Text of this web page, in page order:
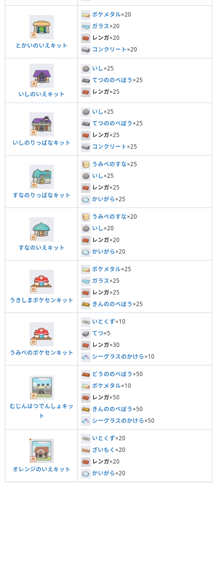
とかいのいえキット
ポケメタル×20
ガラス×20
レンガ×20
コンクリート ×20
いしのいえキット
いし×25
てつののべぼう ×25
レンガ×25
いしのりっぱなキット
いし×25
てつののべぼう ×25
レンガ×25
コンクリート ×25
すなのりっぱなキット
うみべのすな×25
いし×25
レンガ×25
かいがら ×25
すなのいえキット
うみべのすな×20
いし×20
レンガ×20
かいがら ×20
うきしまポケセンキット
ポケメタル×25
ガラス×25
レンガ×25
きんののべぼう ×25
うみべのポケセンキット
いとくず×10
てつ×5
レンガ×30
シーグラスのかけら ×10
むじんはつでんしょキッ
ト
どうののべぼう ×50
ポケメタル×10
レンガ×50
きんののべぼう ×50
シーグラスのかけら ×50
オレンジのいえキット
いとくず×20
ざいもく ×20
レンガ×20
かいがら ×20